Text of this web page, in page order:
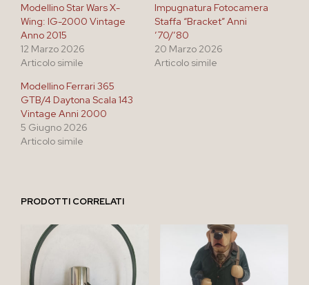
Modellino Star Wars X-
Wing: IG-2000 Vintage
Anno 2015
12 Marzo 2026
Articolo simile
Impugnatura Fotocamera
Staffa “Bracket” Anni
’70/’80
20 Marzo 2026
Articolo simile
Modellino Ferrari 365
GTB/4 Daytona Scala 143
Vintage Anni 2000
5 Giugno 2026
Articolo simile
PRODOTTI CORRELATI